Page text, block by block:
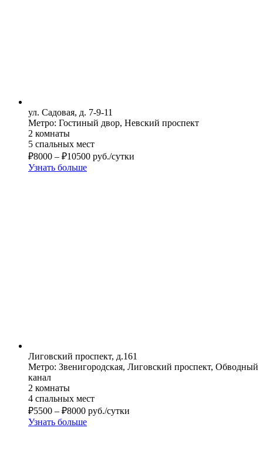
ул. Садовая, д. 7-9-11
Метро: Гостиный двор, Невский проспект
2 комнаты
5 спальных мест
₽8000 – ₽10500 руб./сутки
Узнать больше
Лиговский проспект, д.161
Метро: Звенигородская, Лиговский проспект, Обводный
канал
2 комнаты
4 спальных мест
₽5500 – ₽8000 руб./сутки
Узнать больше